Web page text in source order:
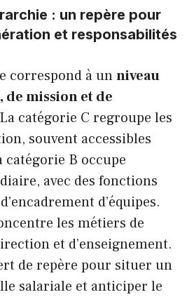
: un repère pour
et responsabilités
correspond à unniveau
mission et de
catégorie C regroupe les
souvent accessibles
catégorie B occupe
avec des fonctions
d’équipes.
les métiers de
et d’enseignement.
de repère pour situer un
salariale et anticiper le